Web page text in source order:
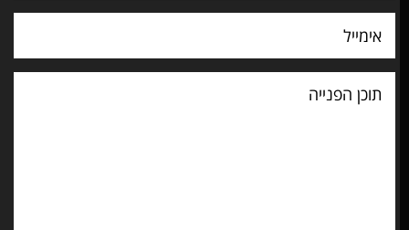
תוכן
הפנייה